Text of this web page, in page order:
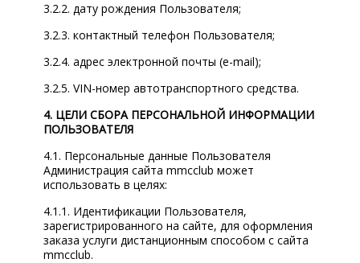
3.2.2. дату рождения Пользователя;
3.2.3. контактный телефон Пользователя;
3.2.4. адрес электронной почты (e-mail);
3.2.5. VIN-номер автотранспортного средства.
4. ЦЕЛИ СБОРА ПЕРСОНАЛЬНОЙ ИНФОРМАЦИИ
ПОЛЬЗОВАТЕЛЯ
4.1. Персональные данные Пользователя
Администрация сайта mmcclub может
использовать в целях:
4.1.1. Идентификации Пользователя,
зарегистрированного на сайте, для оформления
заказа услуги дистанционным способом с сайта
mmcclub.